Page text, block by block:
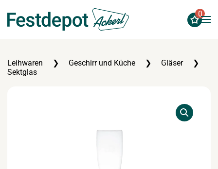
Zum Hauptinhalt springen
0
Leihwaren Geschirr und Küche
Gläser
Sektglas